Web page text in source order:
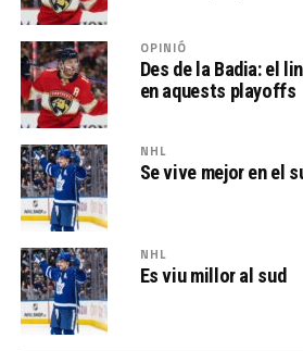
OPINIÓ
Des de la Badia: el
en aquests playoffs
NHL
Se vive mejor en el
NHL
Es viu millor al sud